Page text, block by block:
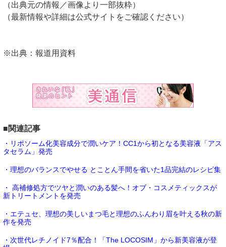
（出典元の情報／画像より一部抜粋）
（最新情報や詳細は公式サイトをご確認ください）
※出典：報道用資料
■関連記事
・リポソーム化美容成分で潤いケア！CC1から初となる美容液「アス
タセラム」発売
・理想のバランスでやせる とことん手間を省いた1品完結のレシピ集
・ 高補修処方でツヤと潤いのある髪へ！オブ・コスメティックスが
新トリートメントを発売
・エテュセ、理想の美しいまつ毛と理想のふんわり眉を叶える秋の新
作を発売
・次世代レチノイド7％配合！「The LOCOSIM」から新美容液が登